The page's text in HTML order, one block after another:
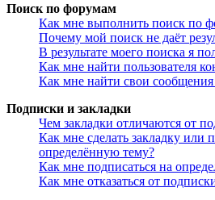
Поиск по форумам
Как мне выполнить поиск по
Почему мой поиск не даёт
В результате моего поиска я
Как мне найти пользователя
Как мне найти свои
Подписки и закладки
Чем закладки отличаются от
Как мне сделать закладку или
определённую тему?
Как мне подписаться на
Как мне отказаться от